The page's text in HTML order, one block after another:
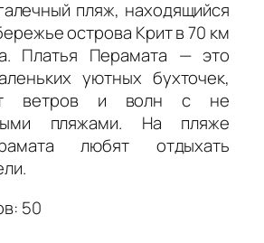
пляж, находящийся
острова Крит в 70 км
Платья Перамата — это
уютных бухточек,
ветров и волн с не
пляжами. На пляже
любят отдыхать
50